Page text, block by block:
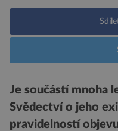
Je součástí mnoha
Svědectví o jeho
pravidelností